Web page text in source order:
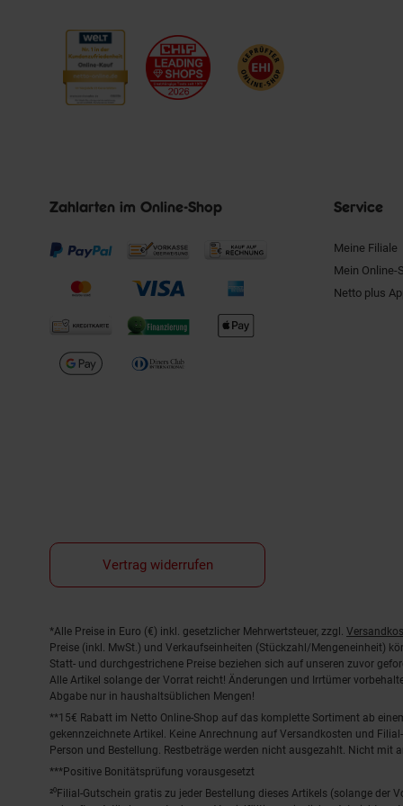
Zahlarten im Online-Shop Service
Meine Filiale
Mein Online-
Netto plus
Vertrag widerrufen
Fußnoten
*Alle Preise in Euro (€) inkl. gesetzlicher Mehrwertsteuer, zzgl.
Preise (inkl. MwSt.) und Verkaufseinheiten (Stückzahl/Mengeneinheit)
Statt- und durchgestrichene Preise beziehen sich auf unseren zuvor
Alle Artikel solange der Vorrat reicht! Änderungen und Irrtümer
Abgabe nur in haushaltsüblichen Mengen!
**15€ Rabatt im Netto Online-Shop auf das komplette Sortiment ab
gekennzeichnete Artikel. Keine Anrechnung auf Versandkosten und
Person und Bestellung. Restbeträge werden nicht ausgezahlt. Nicht mit
***Positive Bonitätsprüfung vorausgesetzt
²⁰Filial-Gutschein gratis zu jeder Bestellung dieses Artikels (solange